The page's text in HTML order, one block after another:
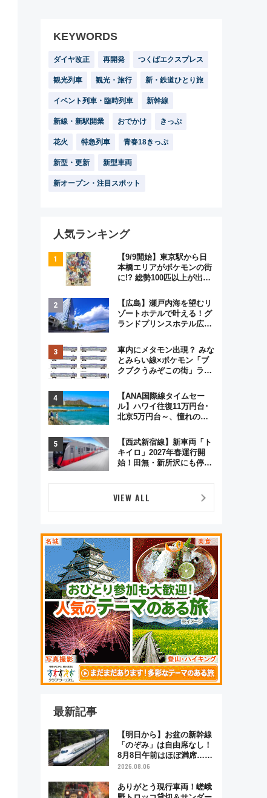
KEYWORDS
ダイヤ改正 再開発 つくばエクスプレス
観光列車 観光・旅行 新・鉄道ひとり旅
イベント列車・臨時列車 新幹線
新線・新駅開業 おでかけ きっぷ
花火 特急列車 青春18きっぷ
新型・更新 新型車両
新オープン・注目スポット
人気ランキング
【9/9開始】東京駅から日
本橋エリアがポケモンの街
に!? 総勢100匹以上が出現
格謎解き・グッズ情報まと
め
【広島】瀬戸内海を望むリ
ゾートホテルで叶える！グ
ランドプリンスホテル広島
ジュアルパーティープラン
車内にメタモン出現？ みな
とみらい線×ポケモン「ブ
クブクうみぞこの街」ラッ
この夏は直通列車で横浜
へ！
【ANA国際線タイムセー
ル】ハワイ往復11万円台･
北京5万円台～、憧れのビ
GW旅行まで狙える激アツ
路線まとめ（8/10まで）
【西武新宿線】新車両「ト
キイロ」2027年春運行開
始！田無・新所沢にも停
VIEW ALL
最新記事
【明日から】お盆の新幹線
「のぞみ」は自由席なし！
8月8日午前はほぼ満席…で
も数時間ズラせば空きが見
「空席」探しのコツ
2026.08.06
ありがとう現行車両！嵯峨